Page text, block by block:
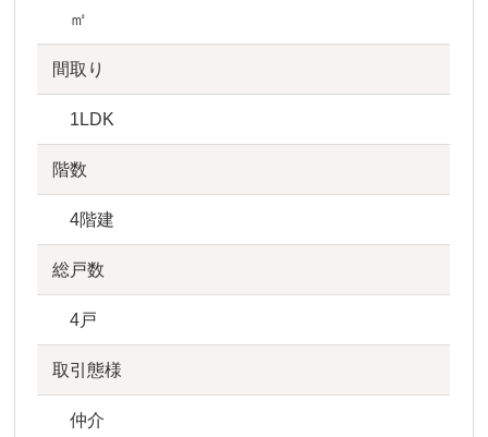
㎡
間取り
1LDK
階数
4階建
総戸数
4戸
取引態様
仲介